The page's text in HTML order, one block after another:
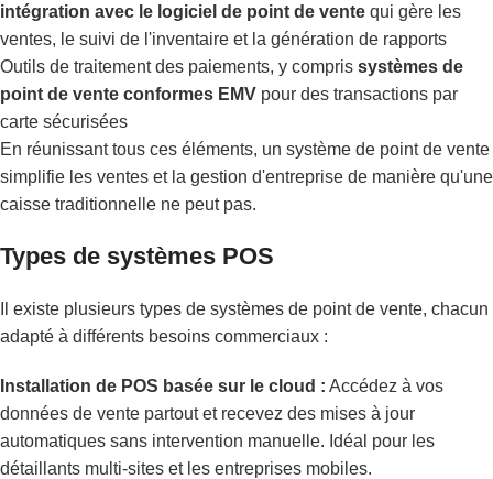
intégration avec le logiciel de point de vente qui gère les
ventes, le suivi de l'inventaire et la génération de rapports
Outils de traitement des paiements, y compris systèmes de
point de vente conformes EMV pour des transactions par
carte sécurisées
En réunissant tous ces éléments, un système de point de vente
simplifie les ventes et la gestion d'entreprise de manière qu'une
caisse traditionnelle ne peut pas.
Types de systèmes POS
Il existe plusieurs types de systèmes de point de vente, chacun
adapté à différents besoins commerciaux :
Installation de POS basée sur le cloud : Accédez à vos
données de vente partout et recevez des mises à jour
automatiques sans intervention manuelle. Idéal pour les
détaillants multi-sites et les entreprises mobiles.